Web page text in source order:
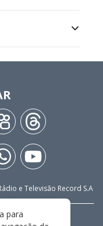
e Televisão Record S.A
para